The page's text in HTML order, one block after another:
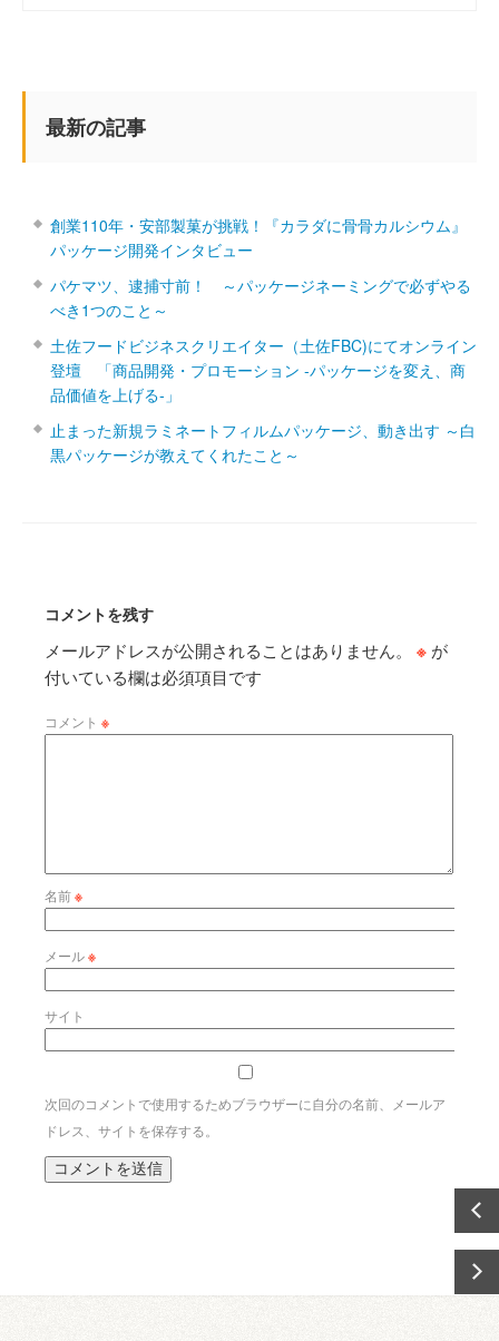
最新の記事
創業110年・安部製菓が挑戦！『カラダに骨骨カルシウム』
パッケージ開発インタビュー
パケマツ、逮捕寸前！ ～パッケージネーミングで必ずやる
べき1つのこと～
土佐フードビジネスクリエイター（土佐FBC)にてオンライン
登壇 「商品開発・プロモーション ‐パッケージを変え、商
品価値を上げる‐」
止まった新規ラミネートフィルムパッケージ、動き出す ～白
黒パッケージが教えてくれたこと～
コメントを残す
メールアドレスが公開されることはありません。 ※ が
付いている欄は必須項目です
コメント ※
名前※
メール※
サイト
次回のコメントで使用するためブラウザーに自分の名前、メールア
ドレス、サイトを保存する。